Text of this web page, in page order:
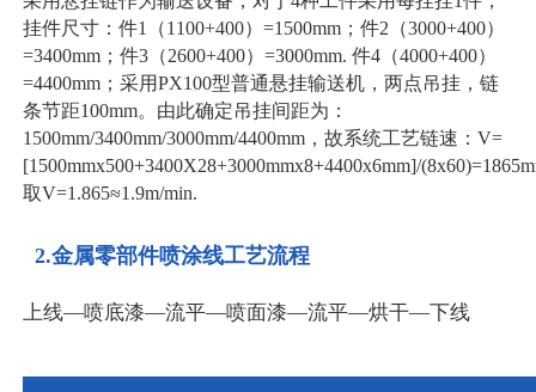
挂件尺寸：件1（1100+400）=1500mm；件2（3000+400）
=3400mm；件3（2600+400）=3000mm. 件4（4000+400）
=4400mm；采用PX100型普通悬挂输送机，两点吊挂，链
条节距100mm。由此确定吊挂间距为：
1500mm/3400mm/3000mm/4400mm，故系统工艺链速：V=
[1500mmx500+3400X28+3000mmx8+4400x6mm]/
取V=1.865≈1.9m/min.
2.金属零部件喷涂线工艺流程
上线—喷底漆—流平—喷面漆—流平—烘干—下线